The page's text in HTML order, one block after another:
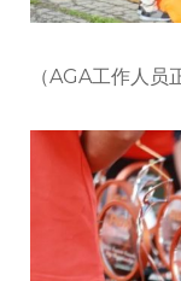
（AGA工作人员